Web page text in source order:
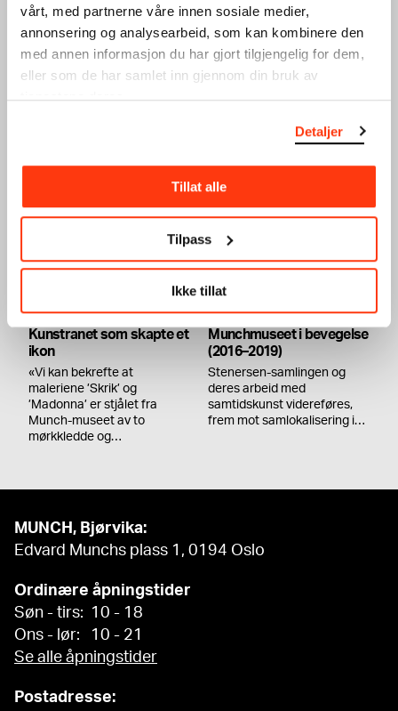
vårt, med partnerne våre innen sosiale medier,
annonsering og analysearbeid, som kan kombinere den
med annen informasjon du har gjort tilgjengelig for dem,
eller som de har samlet inn gjennom din bruk av
tjenestene deres.
Detaljer
Tillat alle
Tilpass
Ikke tillat
Slik arbeider vi med å bevare
og forske på den skjøre
Kunstranet som skapte et
ikon
«Vi kan bekrefte at
maleriene ’Skrik’ og
’Madonna’ er stjålet fra
Munch-museet av to
mørkkledde og…
Munchmuseet i bevegelse
(2016–2019)
Stenersen-samlingen og
deres arbeid med
samtidskunst videreføres,
frem mot samlokalisering i…
MUNCH, Bjørvika:
Edvard Munchs plass 1, 0194 Oslo
Ordinære åpningstider
Søn - tirs: 10 - 18
Ons - lør: 10 - 21
Se alle åpningstider
Postadresse: